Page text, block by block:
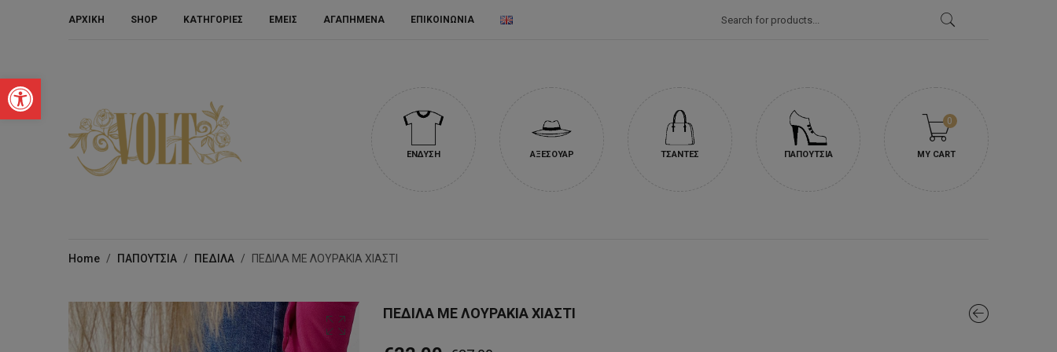
Ανοίξτε τη γραμμή εργαλείων
ΑΡΧΙΚΗ SHOP ΚΑΤΗΓΟΡΙΕΣ ΕΜΕΙΣ ΑΓΑΠΗΜΕΝΑ ΕΠΙΚΟΙΝΩΝΙΑ
search
ΕΝΔΥΣΗ ΑΞΕΣΟΥΑΡ ΤΣΑΝΤΕΣ ΠΑΠΟΥΤΣΙΑ
0
MY CART
Home / ΠΑΠΟΥΤΣΙΑ / ΠΕΔΙΛΑ / ΠΕΔΙΛΑ ΜΕ ΛΟΥΡΑΚΙΑ ΧΙΑΣΤΙ
ΠΕΔΙΛΑ ΜΕ ΛΟΥΡΑΚΙΑ ΧΙΑΣΤΙ